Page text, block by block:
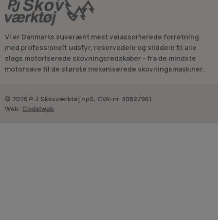
Vi er Danmarks suverænt mest velassorterede forretning
med professionelt udstyr, reservedele og sliddele til alle
slags motoriserede skovningsredskaber - fra de mindste
motorsave til de største mekaniserede skovningsmaskiner.
© 2026 P. J. Skovværktøj ApS, CVR-nr. 30827961.
Web: Codafweb